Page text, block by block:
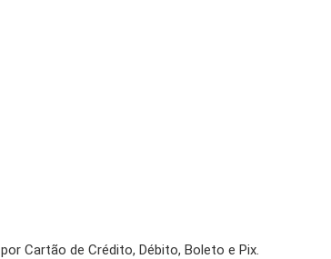
Cartão de Crédito, Débito, Boleto e Pix.